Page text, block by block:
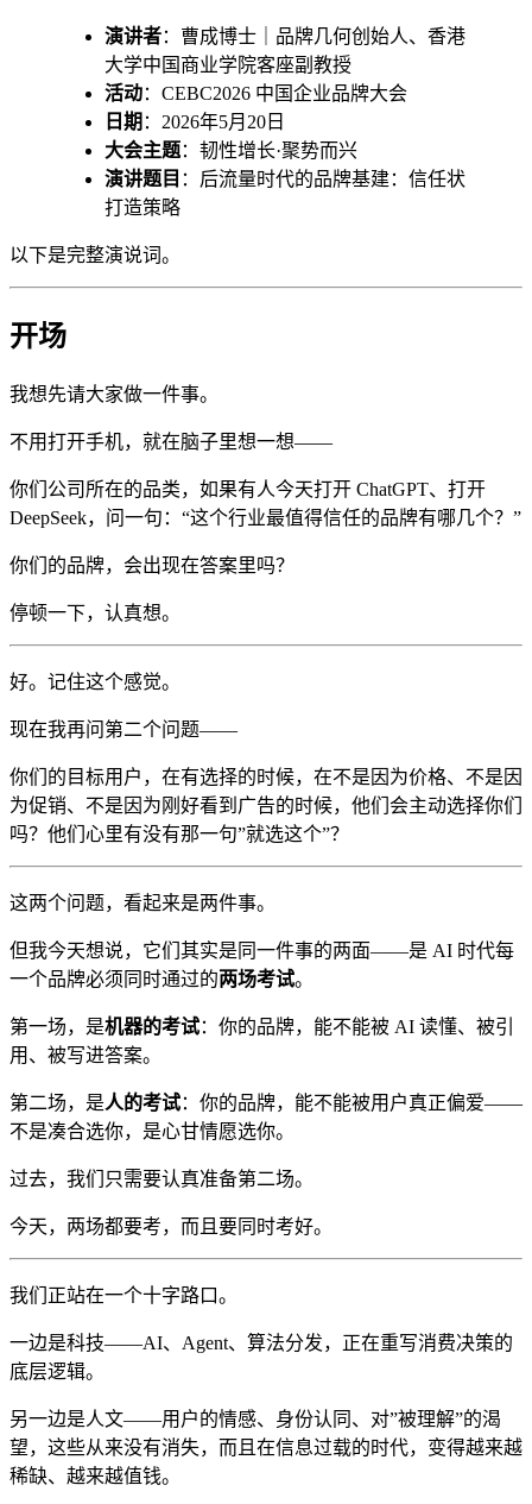
演讲者：曹成博士｜品牌几何创始人、香港
大学中国商业学院客座副教授
活动：CEBC2026 中国企业品牌大会
日期 ：2026年5月20日
大会主题：韧性增长·聚势而兴
演讲题目 ：后流量时代的品牌基建：信任状
打造策略
以下是完整演说词。
开场
我想先请大家做一件事。
不用打开手机，就在脑子里想一想——
你们公司所在的品类，如果有人今天打开 ChatGPT、打开
DeepSeek，问一句：“这个行业最值得信任的品牌有哪几个？”
你们的品牌，会出现在答案里吗？
停顿一下，认真想。
好。记住这个感觉。
现在我再问第二个问题——
你们的目标用户，在有选择的时候，在不是因为价格、不是因
为促销、不是因为刚好看到广告的时候，他们会主动选择你们
吗？他们心里有没有那一句”就选这个”？
这两个问题，看起来是两件事。
但我今天想说，它们其实是同一件事的两面——是 AI 时代每
一个品牌必须同时通过的两场考试。
第一场，是机器的考试：你的品牌，能不能被 AI 读懂、被引
用、被写进答案。
第二场，是人的考试：你的品牌，能不能被用户真正偏爱——
不是凑合选你，是心甘情愿选你。
过去，我们只需要认真准备第二场。
今天，两场都要考，而且要同时考好。
我们正站在一个十字路口。
一边是科技——AI、Agent、算法分发，正在重写消费决策的
底层逻辑。
另一边是人文——用户的情感、身份认同、对”被理解”的渴
望，这些从来没有消失，而且在信息过载的时代，变得越来越
稀缺、越来越值钱。